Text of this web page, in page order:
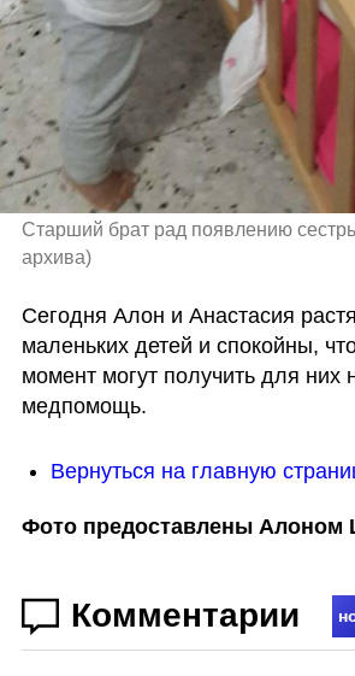
Старший брат рад появлению
архива)
Сегодня Алон и Анастасия
маленьких детей и спокойны,
момент могут получить для них
медпомощь.
Вернуться на главную
Фото предоставлены Алоном
Комментарии